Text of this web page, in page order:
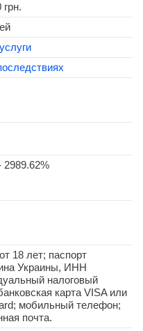
грн.
2989.62%
18 лет; паспорт
Украины, ИНН
налоговый
карта VISA или
мобильный телефон;
почта.